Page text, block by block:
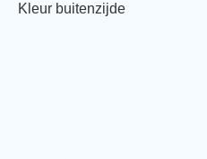
Kleur buitenzijde